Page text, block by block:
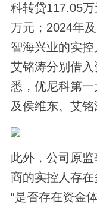
科转贷117.05
万元；2024年
智海兴业的实
艾铭涛分别借
悉，优尼科第
及侯维东、艾铭
此外，公司原
商的实控人存
“是否存在资金